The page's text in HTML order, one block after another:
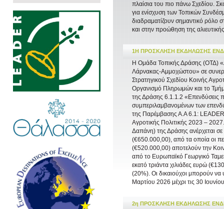
πλαίσια του πιο πάνω Σχεδίου.
για ενίσχυση των Τοπικών
διαδραματίζουν σημαντικό ρόλο
και στην προώθηση της
1Η ΠΡΟΣΚΛΗΣΗ ΕΚΔΗΛΩΣΗΣ
Η Ομάδα Τοπικής Δράσης (ΟΤΔ)
Λάρνακας-Αμμοχώστου» σε
Στρατηγικού Σχεδίου Κοινής
Οργανισμό Πληρωμών και το
της Δράσης 6.1.1.2 «Επενδύσεις
συμπεριλαμβανομένων των
της Παρέμβασης Α.Α 6.1:
Αγροτικής Πολιτικής 2023 –
Δαπάνη) της Δράσης ανέρχεται σε
(€650.000,00), από τα οποία οι
(€520.000,00) αποτελούν την
από το Ευρωπαϊκό Γεωργικό
εκατό τριάντα χιλιάδες ευρώ
(20%). Οι δικαιούχοι μπορούν να
Μαρτίου 2026 μέχρι τις 30
2η ΠΡΟΣΚΛΗΣΗ ΕΚΔΗΛΩΣΗΣ